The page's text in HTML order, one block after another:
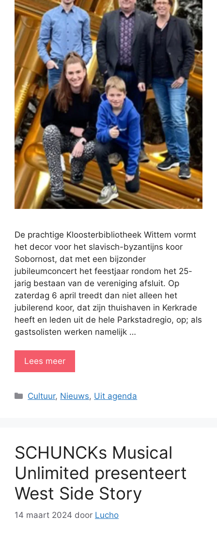
De prachtige Kloosterbibliotheek Wittem vormt
het decor voor het slavisch-byzantijns koor
Sobornost, dat met een bijzonder
jubileumconcert het feestjaar rondom het 25-
jarig bestaan van de vereniging afsluit. Op
zaterdag 6 april treedt dan niet alleen het
jubilerend koor, dat zijn thuishaven in Kerkrade
heeft en leden uit de hele Parkstadregio, op; als
gastsolisten werken namelijk …
Lees meer
Categorieën
Cultuur, Nieuws, Uit agenda
SCHUNCKs Musical
Unlimited presenteert
West Side Story
14 maart 2024 door Lucho